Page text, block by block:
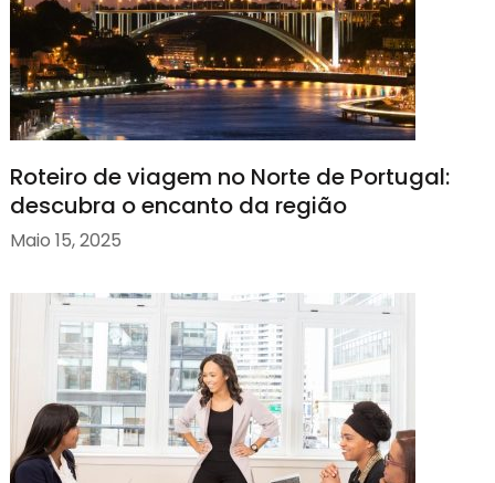
Roteiro de viagem no Norte de Portugal:
descubra o encanto da região
Maio 15, 2025